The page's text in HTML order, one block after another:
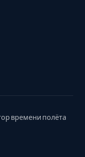
времени полёта